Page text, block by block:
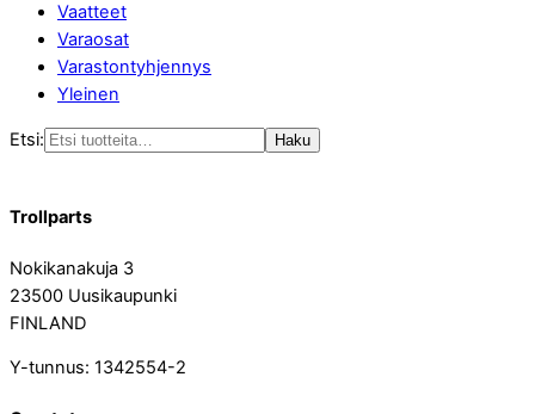
Vaatteet
Varaosat
Varastontyhjennys
Yleinen
Etsi: Haku
Trollparts
Nokikanakuja 3
23500 Uusikaupunki
FINLAND
Y-tunnus: 1342554-2